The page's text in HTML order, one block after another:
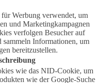
Werbung verwendet, um
und Marketingkampagnen
verfolgen Besucher auf
sammeln Informationen, um
bereitzustellen.
wie das NID-Cookie, um
wie der Google-Suche